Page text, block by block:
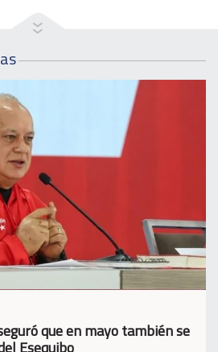
que en mayo también se